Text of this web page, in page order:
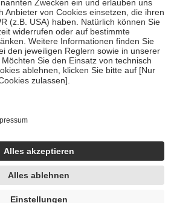
Versicherten für ihre eigene Gesundheit zu
Stellung der Familie zu unterstützen,
an bei:
bis zum vollendeten 18. Lebensjahr
und Früherkennung, die von der
Trusted Shops hat Maßnahmen
dass es sich um echte Bewertungen
findest du hier:
hc/de/articles/4419944605341